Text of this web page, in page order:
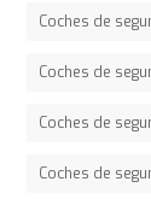
Coches de
Coches de
Coches de
Coches de